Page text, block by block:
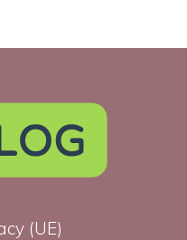
(UE)